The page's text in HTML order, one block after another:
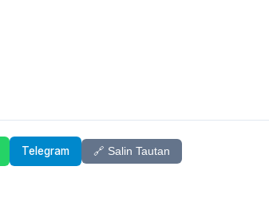
Telegram 🔗 Salin Tautan